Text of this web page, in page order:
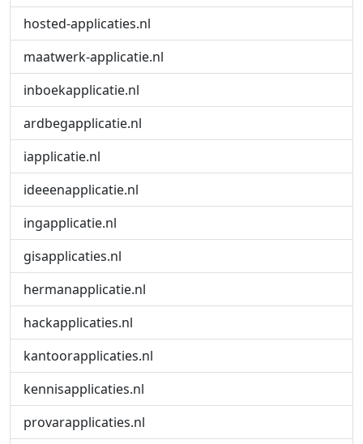
hosted-applicaties.nl
maatwerk-applicatie.nl
inboekapplicatie.nl
ardbegapplicatie.nl
iapplicatie.nl
ideeenapplicatie.nl
ingapplicatie.nl
gisapplicaties.nl
hermanapplicatie.nl
hackapplicaties.nl
kantoorapplicaties.nl
kennisapplicaties.nl
provarapplicaties.nl